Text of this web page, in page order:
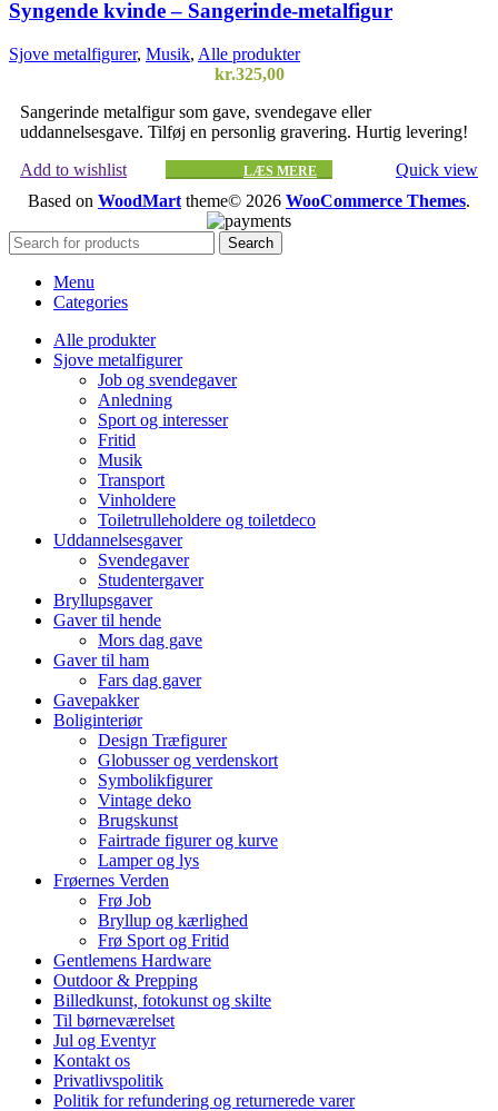
Syngende kvinde – Sangerinde-metalfigur
Sjove metalfigurer, Musik, Alle produkter
kr.325,00
Sangerinde metalfigur som gave, svendegave eller
uddannelsesgave. Tilføj en personlig gravering. Hurtig levering!
Add to wishlist
LÆS MERE
Quick view
Based on WoodMart theme© 2026 WooCommerce Themes.
Search
Menu
Categories
Alle produkter
Sjove metalfigurer
Job og svendegaver
Anledning
Sport og interesser
Fritid
Musik
Transport
Vinholdere
Toiletrulleholdere og toiletdeco
Uddannelsesgaver
Svendegaver
Studentergaver
Bryllupsgaver
Gaver til hende
Mors dag gave
Gaver til ham
Fars dag gaver
Gavepakker
Boliginteriør
Design Træfigurer
Globusser og verdenskort
Symbolikfigurer
Vintage deko
Brugskunst
Fairtrade figurer og kurve
Lamper og lys
Frøernes Verden
Frø Job
Bryllup og kærlighed
Frø Sport og Fritid
Gentlemens Hardware
Outdoor & Prepping
Billedkunst, fotokunst og skilte
Til børneværelset
Jul og Eventyr
Kontakt os
Privatlivspolitik
Politik for refundering og returnerede varer